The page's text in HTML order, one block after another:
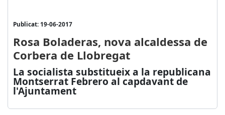
Publicat: 19-06-2017
Rosa Boladeras, nova alcaldessa de
Corbera de Llobregat
La socialista substitueix a la republicana
Montserrat Febrero al capdavant de
l'Ajuntament